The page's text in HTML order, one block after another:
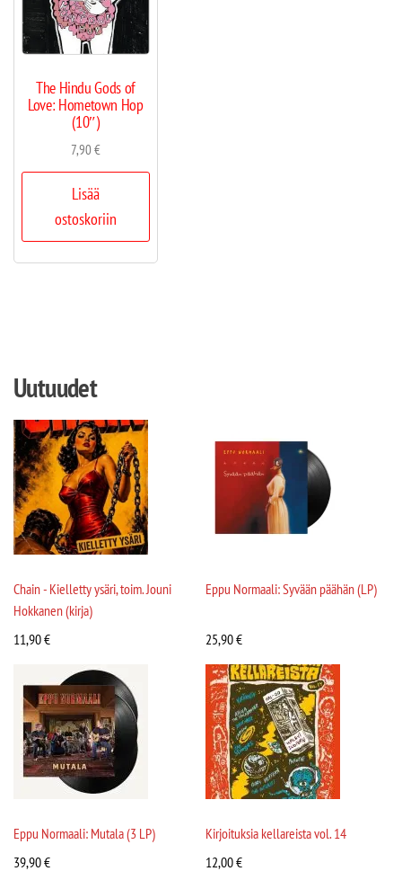
The Hindu Gods of
Love: Hometown Hop
(10″)
7,90€
Lisää
ostoskoriin
Uutuudet
Chain - Kielletty ysäri, toim. Jouni
Hokkanen (kirja)
11,90€
Eppu Normaali: Syvään päähän (LP)
25,90€
Eppu Normaali: Mutala (3 LP)
39,90€
Kirjoituksia kellareista vol. 14
12,00€